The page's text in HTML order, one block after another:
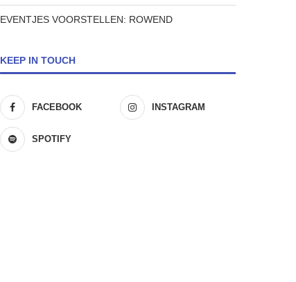
EVENTJES VOORSTELLEN: ROWEND
KEEP IN TOUCH
FACEBOOK INSTAGRAM
SPOTIFY